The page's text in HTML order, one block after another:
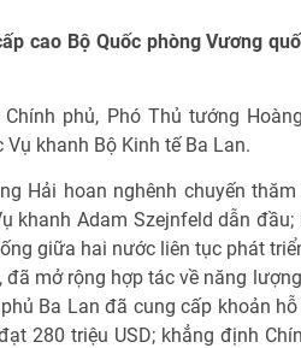
cao Bộ Quốc phòng Vương
Chính phủ, Phó Thủ tướng
khanh Bộ Kinh tế Ba Lan.
Hải hoan nghênh chuyến
khanh Adam Szejnfeld dẫn
giữa hai nước liên tục phát
mở rộng hợp tác về năng
Ba Lan đã cung cấp khoản
280 triệu USD; khẳng định